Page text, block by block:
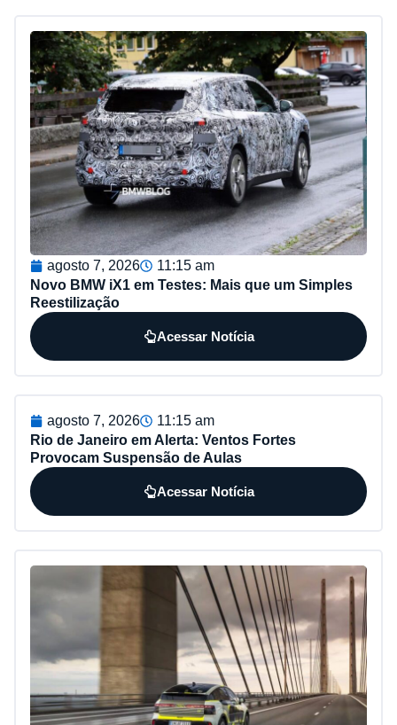
agosto 7, 2026
11:15 am
Novo BMW iX1 em Testes: Mais que um Simples
Reestilização
Acessar Notícia
agosto 7, 2026
11:15 am
Rio de Janeiro em Alerta: Ventos Fortes
Provocam Suspensão de Aulas
Acessar Notícia